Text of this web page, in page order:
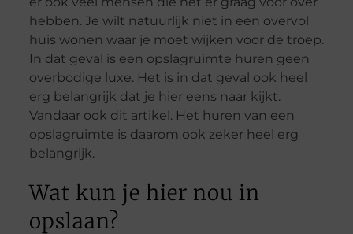
hebben. Je wilt natuurlijk niet in een overvol
huis wonen waar je moet wijken voor de troep.
In dat geval is een opslagruimte huren geen
overbodige luxe. Het is in dat geval ook heel
erg belangrijk dat je hier eens naar kijkt.
Vandaar ook dit artikel. Het huren van een
opslagruimte is daarom ook zeker heel erg
belangrijk.
Wat kun je hier nou in
opslaan?